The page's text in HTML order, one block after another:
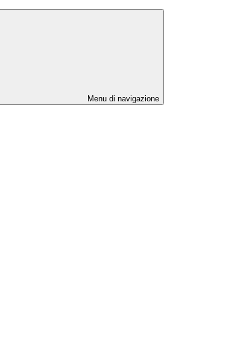
Menu di navigazione